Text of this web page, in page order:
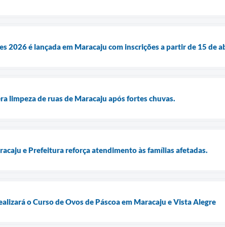
2026 é lançada em Maracaju com inscrições a partir de 15 de
limpeza de ruas de Maracaju após fortes chuvas.
e Prefeitura reforça atendimento às famílias afetadas.
o Curso de Ovos de Páscoa em Maracaju e Vista Alegre